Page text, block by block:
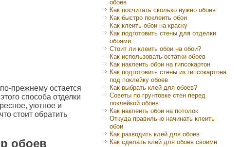
прежнему остается
способа отделки
уютное и
стоит обратить
обоев
обоев
Как посчитать сколько нужно обоев
Как быстро поклеить обои
Как клеить обои на краску
Как подготовить стены для отделки
обоями
Стоит ли клеить обои на обои?
Как использовать остатки обоев
Как наклеить обои на гипсокартон
Как подготовить стены из гипсокартона
под поклейку обоев
Как выбрать клей для обоев?
Советы по грунтовке стен перед
поклейкой обоев
Как наклеить обои на потолок
Откуда правильно начинать клеить
обои
Как разводить клей для обоев
Как сделать клей для обоев своими